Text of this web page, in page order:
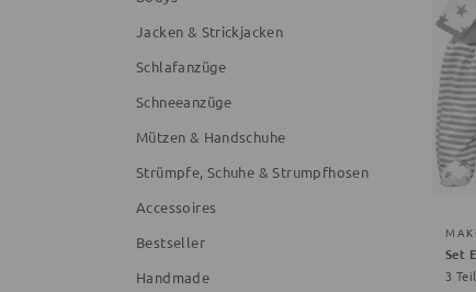
Jacken & Strickjacken
Schlafanzüge
Schneeanzüge
Mützen & Handschuhe
Strümpfe, Schuhe & Strumpfhosen
Accessoires
Bestseller
Handmade
Set
3